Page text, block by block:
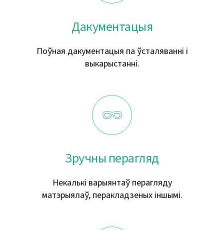
Дакументацыя
Поўная дакументацыя па ўсталяванні і
выкарыстанні.
Зручны перагляд
Некалькі варыянтаў перагляду
матэрыялаў, перакладзеных іншымі.